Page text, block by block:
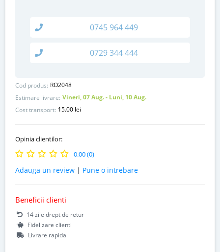
Cod produs: RO2048
Estimare livrare: Vineri, 07 Aug. - Luni, 10 Aug.
Cost transport: 15.00 lei
Opinia clientilor:
0.00 (0)
Adauga un review | Pune o intrebare
Beneficii clienti
14 zile drept de retur
Fidelizare clienti
Livrare rapida
0745 964 449
0729 344 444